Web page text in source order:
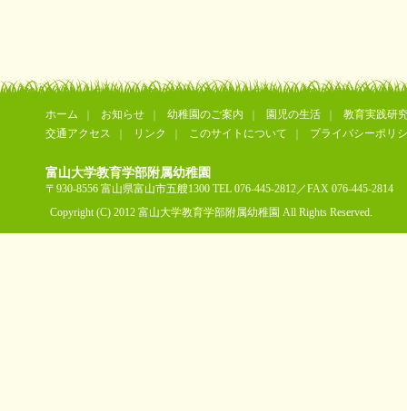
ホーム お知らせ 幼稚園のご案内 園児の生活
教育実践研
交通アクセス
リンク このサイトについて プライバシーポリ
富山大学教育学部附属幼稚園
〒930-8556 富山県富山市五艘1300 TEL 076-445-2812／FAX 076-445-2814
Copyright (C) 2012 富山大学教育学部附属幼稚園 All Rights Reserved.